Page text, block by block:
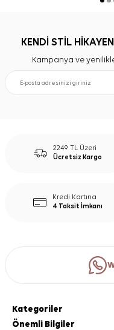
KENDİ STİL
Kampanya ve
2249 TL Üzeri
Ücretsiz Kargo
Kredi Kartına
4 Taksit İmkanı
Kategoriler
Önemli Bilgiler